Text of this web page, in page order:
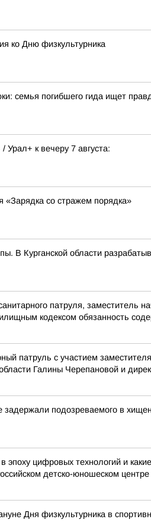
ко Дню физкультурника
семья погибшего гида ищет
к вечеру 7 августа:
со стражем порядка»
В Курганской области
патруля, заместитель
кодексом обязанность
патруль с участием
Галины Черепановой и
задержали подозреваемого в
эпоху цифровых технологий и
детско-юношеском центре
Дня физкультурника в